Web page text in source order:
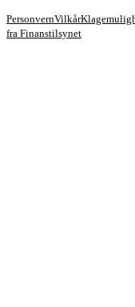
PersonvernVilkår
fra Finanstilsynet